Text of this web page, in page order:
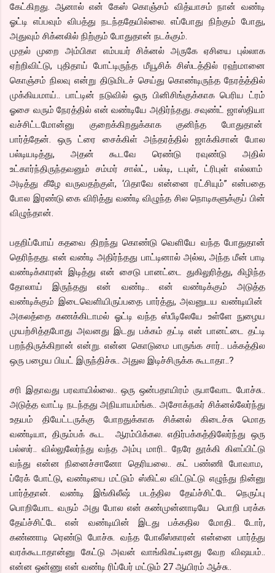
கேட்கிறது. ஆனால் என் கேஸ் கொஞ்சம் வித்யாசம் நான் வண்டி
ஓட்டி எப்பவும் விபத்து நடந்ததேயில்லை. எப்போது நிற்கும் போது,
அதுவும் சிக்னலில் நிற்கும் போதுதான் நடக்கும்.
முதல் முறை அம்பிகா எம்பயர் சிக்னல் அருகே ஏசியை புல்லாக
ஏற்றிவிட்டு, புதிதாய் போட்டிருந்த மீயூசிக் சிஸ்டத்தில் ரஹ்மானை
கொஞ்சம் நிலவு என்று திடுமிடச் செய்து கொண்டிருந்த நேரத்த்தில்
முக்கியமாய்.. பாட்டின் நடுவில் ஒரு பினிசிங்குக்காக பெரிய ட்ரம்
ஓசை வரும் நேரத்தில் என் வண்டியே அதிர்ந்தது. சவுண்ட் ஜாஸ்தியா
வச்சிட்டமோன்னு குறைக்கிறதுக்காக குனிந்த போதுதான்
பார்த்தேன். ஒரு ட்ரை சைக்கிள் அந்தரத்தில் ஜாக்கிசான் போல
பல்டியடித்து, அதன் கூடவே ரெண்டு ரவுண்டு அதில்
உட்கார்ந்திருந்தவனும் சம்மர் சால்ட், பல்டி, டபுள், ட்ரிபுள் எல்லாம்
அடித்து கீழே வருவதற்குள், ‘பிதாவே என்னை ரட்சியும்” என்பதை
போல இரண்டு கை விரித்து வண்டி விழுந்த சில நொடிகளுக்குப் பின்
விழுந்தான்.
பதறிப்போய் கதவை திறந்து கொண்டு வெளியே வந்த போதுதான்
தெரிந்தது. என் வண்டி அதிர்ந்தது பாட்டினால் அல்ல, அந்த மீன் பாடி
வண்டிக்காரன் இடித்து என் சைடு பானட்டை துகிலுரித்து, கிழிந்த
தோலாய் இருந்தது என் வண்டி.. என் வண்டிக்கும் அடுத்த
வண்டிக்கும் இடைவெளியிருப்பதை பார்த்து, அவனுடய வண்டியின்
அகலத்தை கணக்கிடாமல் ஓட்டி வந்த ஸ்பீடிலேயே உள்ளே நுழைய
முயற்சித்தபோது அவனது இடது பக்கம் தட்டி என் பானட்டை தட்டி
பறந்திருக்கிறான் என்று. என்ன கொடுமை பாருங்க சார்.. பக்கத்தில
ஒரு பழைய பியட் இருந்திச்சு.. அதுல இடிச்சிருக்க கூடாதா..?
சரி இதாவது பரவாயில்லை.. ஒரு ஒன்பதாயிரம் ருபாவோட போச்சு..
அடுத்த வாட்டி நடந்தது அநியாயம்ங்க.. அசோக்நகர் சிக்னல்லேர்ந்து
உதயம் தியேட்டருக்கு போறதுக்காக சிக்னல் கிடைச்சு மொத
வண்டியா, திரும்பக் கூட ஆரம்பிக்கல. எதிர்பக்கத்திலேர்ந்து ஒரு
பல்ஸர்.. வில்லுலேர்ந்து வந்த அம்பு மாரி.. நேரே தூக்கி கிளப்பிட்டு
வந்து என்ன நினைச்சானோ தெரியலை.. கட் பண்ணி போவாம,
ப்ரேக் போட்டு, வண்டியை மட்டும் ஸ்கிட்ல விட்டுட்டு எழுந்து நின்னு
பார்த்தான். வண்டி இங்கிலீஷ் படத்தில தேய்ச்சிட்டே நெருப்பு
பொறியோட வரும் அது போல என் கண்முன்னாடியே பொறி பரக்க
தேய்ச்சிட்டே என் வண்டியின் இடது பக்கதில மோதி.. டோர்,
கண்ணாடி ரெண்டு போச்சு. வந்த போலீஸ்காரன் என்னை பார்த்து
வரக்கூடாதான்னு கேட்டு அவன் வாங்கிகட்டினது வேற விஷயம்..
என்ன ஒன்ணு என் வண்டி ரிப்பேர் மட்டும் 27 ஆயிரம் ஆச்சு..